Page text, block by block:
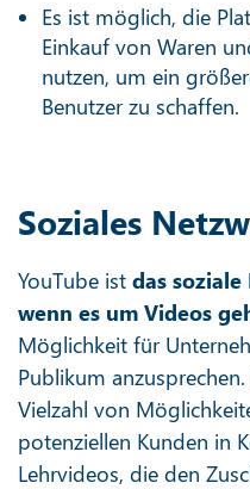
Es ist möglich, die
Einkauf von Waren
nutzen, um ein
Benutzer zu schaffen.
Soziales
YouTube ist das
wenn es um Videos
Möglichkeit für
Publikum
Vielzahl von
potenziellen Kunden in
Lehrvideos, die den